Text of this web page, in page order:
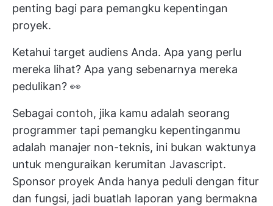
penting bagi para pemangku kepentingan
proyek.
Ketahui target audiens Anda. Apa yang perlu
mereka lihat? Apa yang sebenarnya mereka
pedulikan? 👀
Sebagai contoh, jika kamu adalah seorang
programmer tapi pemangku kepentinganmu
adalah manajer non-teknis, ini bukan waktunya
untuk menguraikan kerumitan Javascript.
Sponsor proyek Anda hanya peduli dengan fitur
dan fungsi, jadi buatlah laporan yang bermakna